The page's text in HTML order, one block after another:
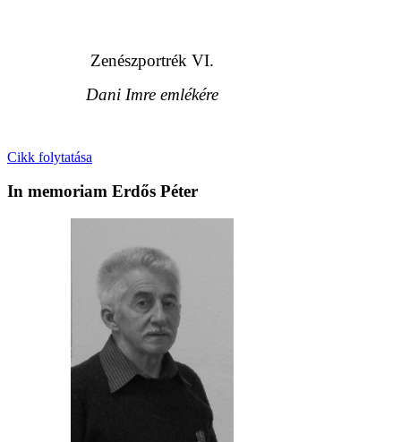
Zenészportrék VI.
Dani Imre emlékére
Cikk folytatása
In memoriam Erdős Péter